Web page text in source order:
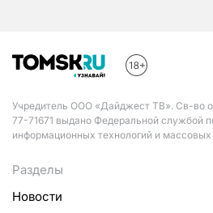
Учредитель ООО «Дайджест ТВ». Св-
77-71671 выдано Федеральной службой
информационных технологий и массовых
Разделы
Новости